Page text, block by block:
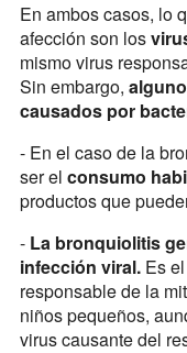
En ambos casos, lo
afección son los
mismo virus
Sin embargo,
causados por
- En el caso de la
ser el consumo
productos que
- La bronquiolitis
infección viral.Es el
responsable de la
niños pequeños,
virus causante del